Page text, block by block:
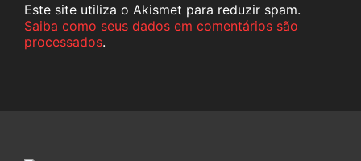
Este site utiliza o Akismet para reduzir spam.
Saiba como seus dados em comentários são
processados.